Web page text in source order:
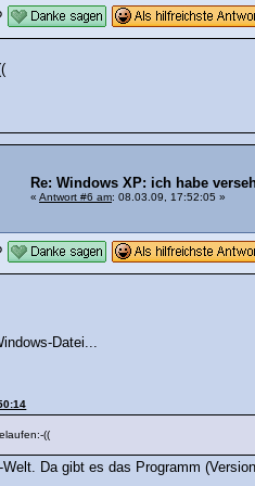
Re: Windows XP: ich habe
« Antwort #6 am: 08.03.09, 17:52:05 »
Datei...
((
Da gibt es das Programm